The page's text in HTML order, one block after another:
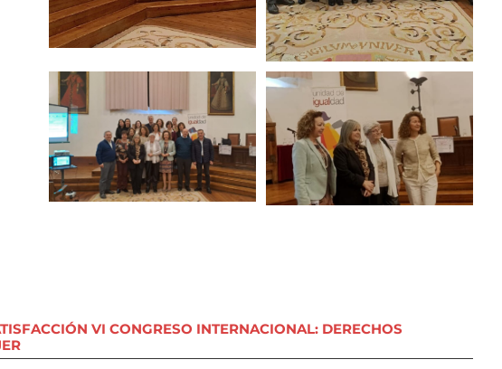
VI CONGRESO INTERNACIONAL: DERECHOS